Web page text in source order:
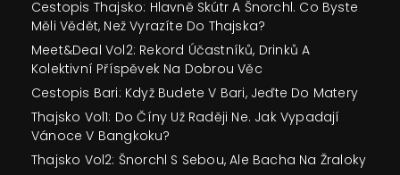
Cestopis Thajsko: Hlavně Skútr A Šnorchl. Co Byste
Měli Vědět, Než Vyrazíte Do Thajska?
Meet&Deal Vol2: Rekord Účastníků, Drinků A
Kolektivní Příspěvek Na Dobrou Věc
Cestopis Bari: Když Budete V Bari, Jeďte Do Matery
Thajsko Vol1: Do Číny Už Raději Ne. Jak Vypadají
Vánoce V Bangkoku?
Thajsko Vol2: Šnorchl S Sebou, Ale Bacha Na Žraloky